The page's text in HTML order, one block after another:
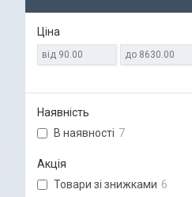
Ціна
Наявність
В наявності 7
Акція
Товари зі знижками 6